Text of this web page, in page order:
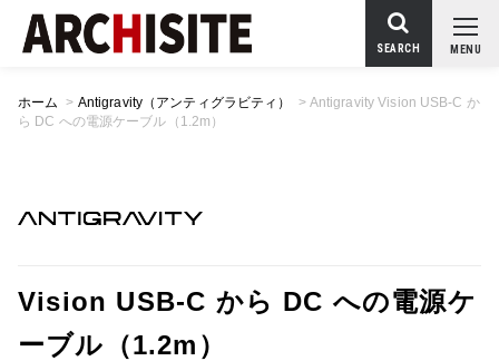
MENU
SEARCH
ホーム > Antigravity（アンティグラビティ） > Antigravity Vision USB-C か
ら DC への電源ケーブル（1.2m）
Vision USB-C から DC への電源ケ
ーブル（1.2m）